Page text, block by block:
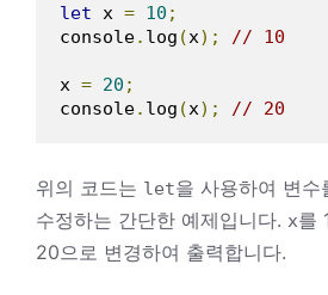
let x = 10 ;
console. log (x); // 10
x = 20 ;
console. log (x); // 20
위의 코드는 let을 사용하여 변
수정하는 간단한 예제입니다. x를
20으로 변경하여 출력합니다.